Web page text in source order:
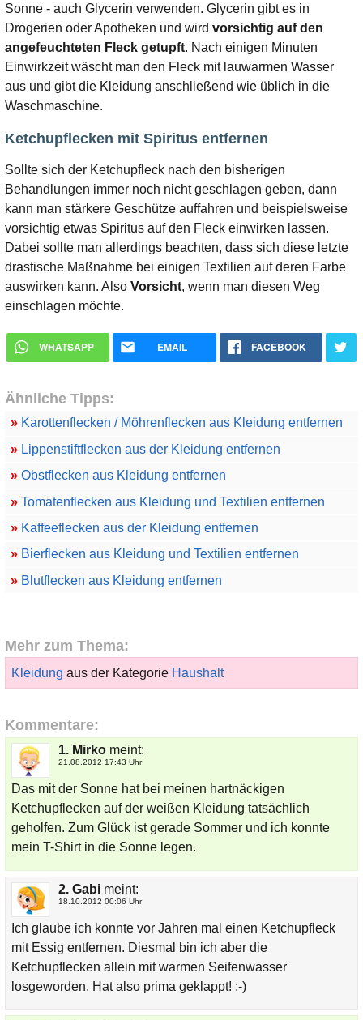
Sonne - auch Glycerin verwenden. Glycerin gibt es in
Drogerien oder Apotheken und wirdvorsichtig auf den
angefeuchteten Fleck getupft. Nach einigen Minuten
Einwirkzeit wäscht man den Fleck mit lauwarmen Wasser
aus und gibt die Kleidung anschließend wie üblich in die
Waschmaschine.
Ketchupflecken mit Spiritus entfernen
Sollte sich der Ketchupfleck nach den bisherigen
Behandlungen immer noch nicht geschlagen geben, dann
kann man stärkere Geschütze auffahren und beispielsweise
vorsichtig etwas Spiritus auf den Fleck einwirken lassen.
Dabei sollte man allerdings beachten, dass sich diese letzte
drastische Maßnahme bei einigen Textilien auf deren Farbe
auswirken kann. AlsoVorsicht, wenn man diesen Weg
einschlagen möchte.
WHATSAPP EMAIL FACEBOOK
Ähnliche Tipps:
»Karottenflecken / Möhrenflecken aus Kleidung entfernen
»Lippenstiftflecken aus der Kleidung entfernen
»Obstflecken aus Kleidung entfernen
»Tomatenflecken aus Kleidung und Textilien entfernen
»Kaffeeflecken aus der Kleidung entfernen
»Bierflecken aus Kleidung und Textilien entfernen
»Blutflecken aus Kleidung entfernen
Mehr zum Thema:
Kleidung aus der Kategorie Haushalt
Kommentare:
1. Mirkomeint:
21.08.2012 17:43 Uhr
Das mit der Sonne hat bei meinen hartnäckigen
Ketchupflecken auf der weißen Kleidung tatsächlich
geholfen. Zum Glück ist gerade Sommer und ich konnte
mein T-Shirt in die Sonne legen.
2. Gabimeint:
18.10.2012 00:06 Uhr
Ich glaube ich konnte vor Jahren mal einen Ketchupfleck
mit Essig entfernen. Diesmal bin ich aber die
Ketchupflecken allein mit warmen Seifenwasser
losgeworden. Hat also prima geklappt! :-)